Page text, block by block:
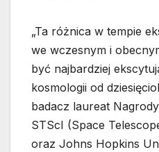
„Ta różnica w tempie
we wczesnym i
być najbardziej
kosmologii od
badacz laureat
STScI (Space
oraz Johns Hopkins